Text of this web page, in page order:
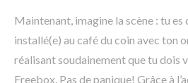
Maintenant, imagine la scène : tu
installé(e) au café du coin avec ton
réalisant soudainement que tu dois
Freebox. Pas de panique! Grâce à